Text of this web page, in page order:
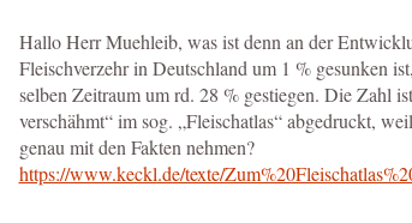
Hallo Herr Muehleib, was ist denn an der
Fleischverzehr in Deutschland um 1 % gesunken
selben Zeitraum um rd. 28 % gestiegen. Die Zahl
verschähmt“ im sog. „Fleischatlas“ abgedruckt,
genau mit den Fakten nehmen?
https://www.keckl.de/texte/